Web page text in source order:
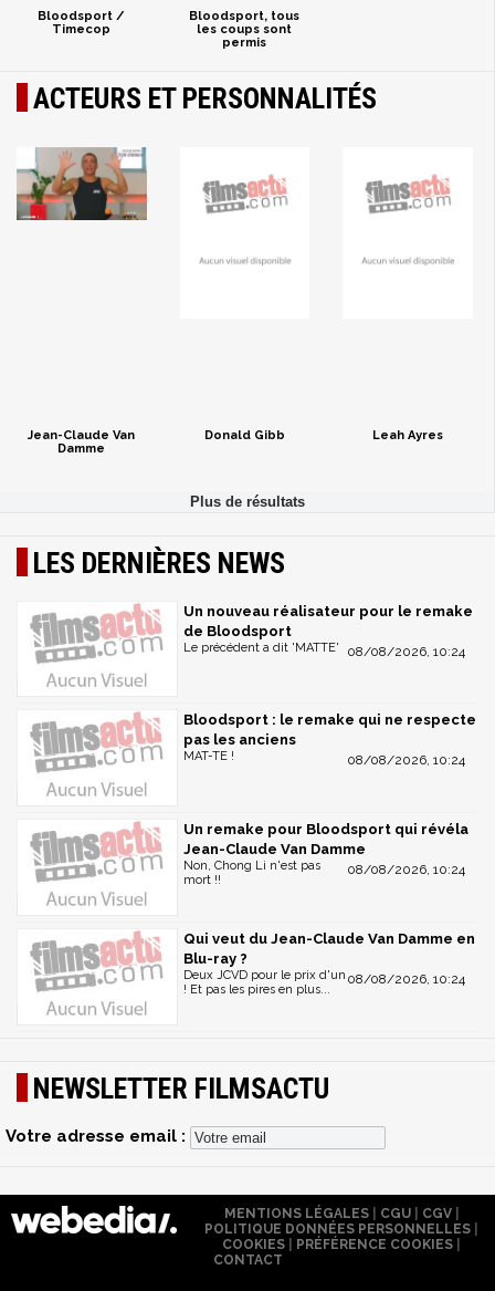
Bloodsport /
Timecop
Bloodsport, tous
les coups sont
permis
ACTEURS ET PERSONNALITÉS
Jean-Claude Van
Damme
Donald Gibb Leah Ayres
LES DERNIÈRES NEWS
Un nouveau réalisateur pour le remake
de Bloodsport
08/08/2026, 10:24
Le précédent a dit 'MATTE'
Bloodsport : le remake qui ne respecte
pas les anciens
08/08/2026, 10:24
MAT-TE !
Un remake pour Bloodsport qui révéla
Jean-Claude Van Damme
08/08/2026, 10:24
Non, Chong Li n'est pas
mort !!
Qui veut du Jean-Claude Van Damme en
Blu-ray ?
08/08/2026, 10:24
Deux JCVD pour le prix d'un
! Et pas les pires en plus...
NEWSLETTER FILMSACTU
Votre adresse email :
MENTIONS LÉGALES| CGU| CGV|
POLITIQUE DONNÉES PERSONNELLES
COOKIES
PRÉFÉRENCE COOKIES
CONTACT